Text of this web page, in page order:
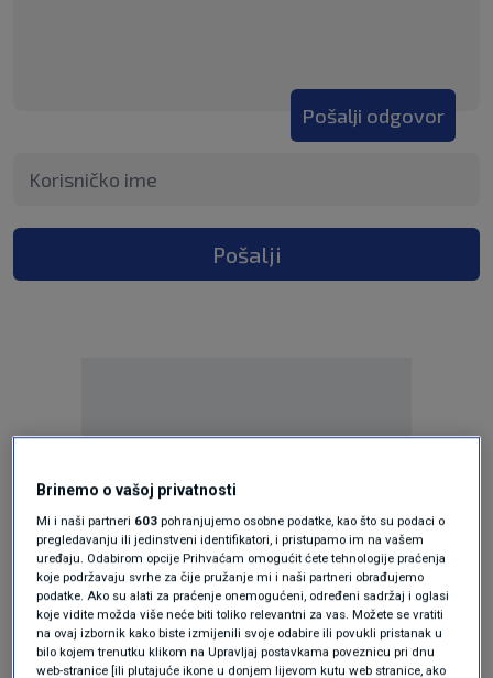
Pošalji odgovor
Pošalji
Oglas
Brinemo o vašoj privatnosti
Mi i naši partneri 603 pohranjujemo osobne podatke, kao što su podaci o
pregledavanju ili jedinstveni identifikatori, i pristupamo im na vašem
uređaju. Odabirom opcije Prihvaćam omogućit ćete tehnologije praćenja
koje podržavaju svrhe za čije pružanje mi i naši partneri obrađujemo
podatke. Ako su alati za praćenje onemogućeni, određeni sadržaj i oglasi
koje vidite možda više neće biti toliko relevantni za vas. Možete se vratiti
na ovaj izbornik kako biste izmijenili svoje odabire ili povukli pristanak u
bilo kojem trenutku klikom na Upravljaj postavkama poveznicu pri dnu
web-stranice [ili plutajuće ikone u donjem lijevom kutu web stranice, ako